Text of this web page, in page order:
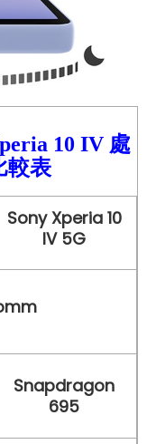
10 IV 處
較表
Sony Xperia 10
IV 5G
Snapdragon
695